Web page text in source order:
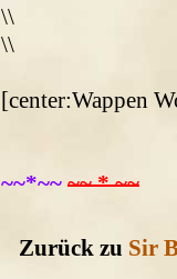
\\
\\
[center:Wappen
~~*~~ ~~ * ~~
Zurück zu Sir